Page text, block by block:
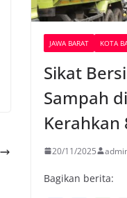
JAWA BARAT KOTA
Sikat
Sampah
Kerahkan
20/11/2025
Bagikan berita: